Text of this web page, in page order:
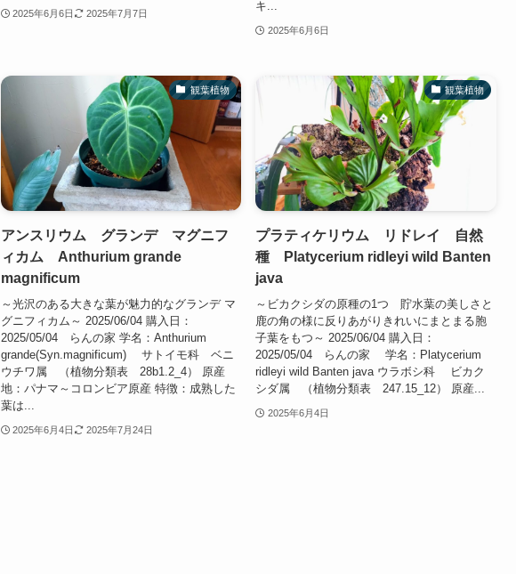
2025年6月6日 2025年7月7日
キ...
2025年6月6日
観葉植物
アンスリウム グランデ マグニフ
ィカム Anthurium grande
magnificum
～光沢のある大きな葉が魅力的なグランデ マ
グニフィカム～ 2025/06/04 購入日：
2025/05/04 らんの家 学名：Anthurium
grande(Syn.magnificum) サトイモ科 ベニ
ウチワ属 （植物分類表 28b1.2_4） 原産
地：パナマ～コロンビア原産 特徴：成熟した
葉は...
2025年6月4日 2025年7月24日
観葉植物
プラティケリウム リドレイ 自然
種 Platycerium ridleyi wild Banten
java
～ビカクシダの原種の1つ 貯水葉の美しさと
鹿の角の様に反りあがりきれいにまとまる胞
子葉をもつ～ 2025/06/04 購入日：
2025/05/04 らんの家 学名：Platycerium
ridleyi wild Banten java ウラボシ科 ビカク
シダ属 （植物分類表 247.15_12） 原産...
2025年6月4日